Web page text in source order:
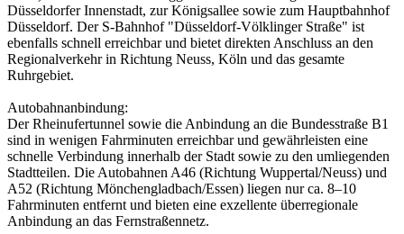
Düsseldorfer Innenstadt, zur Königsallee sowie zum Hauptbahnhof
Düsseldorf. Der S-Bahnhof "Düsseldorf-Völklinger Straße" ist
ebenfalls schnell erreichbar und bietet direkten Anschluss an den
Regionalverkehr in Richtung Neuss, Köln und das gesamte
Ruhrgebiet.
Autobahnanbindung:
Der Rheinufertunnel sowie die Anbindung an die Bundesstraße B1
sind in wenigen Fahrminuten erreichbar und gewährleisten eine
schnelle Verbindung innerhalb der Stadt sowie zu den umliegenden
Stadtteilen. Die Autobahnen A46 (Richtung Wuppertal/Neuss) und
A52 (Richtung Mönchengladbach/Essen) liegen nur ca. 8–10
Fahrminuten entfernt und bieten eine exzellente überregionale
Anbindung an das Fernstraßennetz.